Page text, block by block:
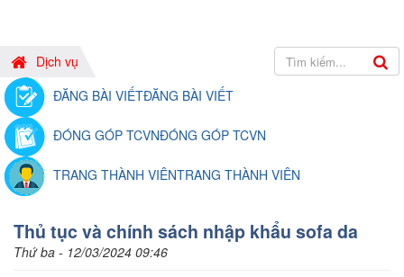
Dịch vụ
ĐĂNG BÀI VIẾTĐĂNG BÀI VIẾT
ĐÓNG GÓP TCVNĐÓNG GÓP TCVN
TRANG THÀNH VIÊNTRANG THÀNH VIÊN
Thủ tục và chính sách nhập khẩu sofa da
Thứ ba - 12/03/2024 09:46